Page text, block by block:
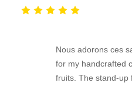
a GRS certification
sustainability
Nous adorons ces
for my handcrafted
fruits. The stand-up